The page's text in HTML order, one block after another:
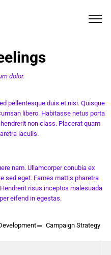
dolor.
pellentesque duis et nisi. Quisque
libero. Habitasse netus porta
non class. Placerat quam
iaculis.
nam. Ullamcorper conubia ex
sed eget. Fames mattis pharetra
risus inceptos malesuada
eifend in egestas.
Campaign Strategy